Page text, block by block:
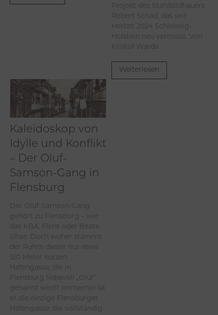
Projekt des Stahlbildhauers
Robert Schad, das seit
Herbst 2024 Schleswig-
Holstein neu vermisst. Von
Kristof Warda
Weiterlesen
Kaleidoskop von
Idylle und Konflikt
– Der Oluf-
Samson-Gang in
Flensburg
Der Oluf-Samson-Gang
gehört zu Flensburg – wie
das KBA, Flens oder Beate
Uhse. Doch woher stammt
der Ruhm dieser nur etwa
120 Meter kurzen
Hafengasse, die in
Flensburg liebevoll „Oluf“
genannt wird? Immerhin ist
er die einzige Flensburger
Hafengasse, die vollständig